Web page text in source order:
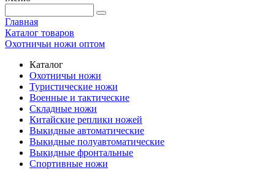
Главная
Каталог товаров
Охотничьи ножи оптом
Каталог
Охотничьи ножи
Туристические ножи
Военные и тактические
Складные ножи
Китайские реплики ножей
Выкидные автоматические
Выкидные полуавтоматические
Выкидные фронтальные
Спортивные ножи